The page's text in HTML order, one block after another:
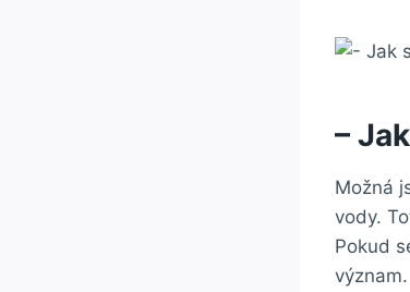
–
Možná
vody.
Pokud
význam.